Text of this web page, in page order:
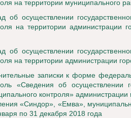
на территории муниципального
об осуществлении
на территории администрации
об осуществлении
на территории администрации
записки к форме
«Сведения об осуществлении
контроля»
«Синдор», «Емва»,
по 31 декабря 2018 года